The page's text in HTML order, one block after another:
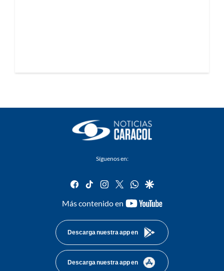
Síguenos en:
facebook
tiktok instagram
twitterwhatsapp
google
Más contenido en
youtube-
Descarga nuestra app en
Descarga nuestra app en